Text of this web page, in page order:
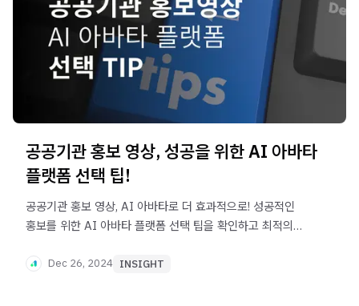
공공기관 홍보 영상, 성공을 위한 AI 아바타
플랫폼 선택 팁!
공공기관 홍보 영상, AI 아바타로 더 효과적으로! 성공적인
홍보를 위한 AI 아바타 플랫폼 선택 팁을 확인하고 최적의
Dec 26, 2024 INSIGHT